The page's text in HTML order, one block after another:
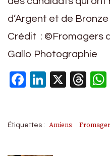
d’Argent et de Bronze
Crédit : ©Fromagers
Gallo Photographie
Facebook
LinkedIn
X
Étiquettes : Amiens